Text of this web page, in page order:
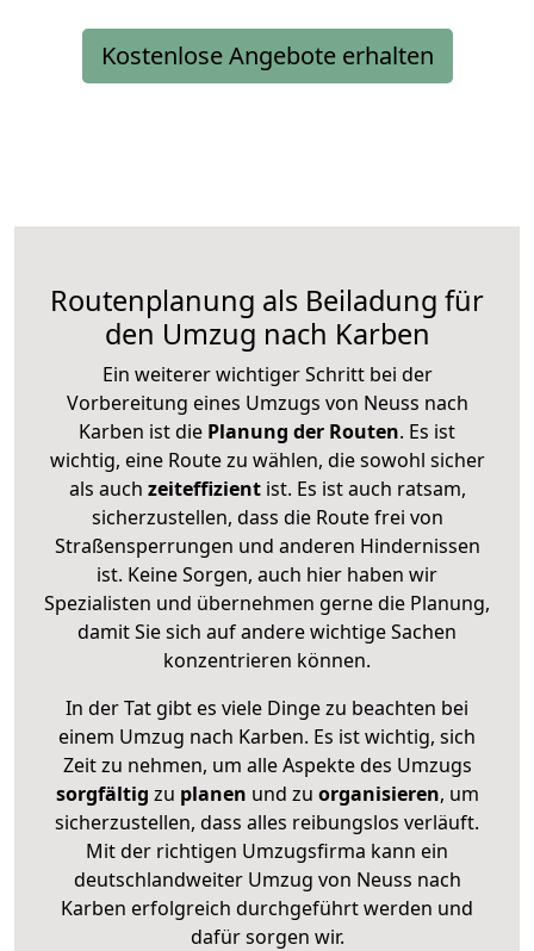
Kostenlose Angebote erhalten
Routenplanung als Beiladung für
den Umzug nach Karben
Ein weiterer wichtiger Schritt bei der
Vorbereitung eines Umzugs von Neuss nach
Karben ist die Planung der Routen. Es ist
wichtig, eine Route zu wählen, die sowohl sicher
als auch zeiteffizientist. Es ist auch ratsam,
sicherzustellen, dass die Route frei von
Straßensperrungen und anderen Hindernissen
ist. Keine Sorgen, auch hier haben wir
Spezialisten und übernehmen gerne die Planung,
damit Sie sich auf andere wichtige Sachen
konzentrieren können.
In der Tat gibt es viele Dinge zu beachten bei
einem Umzug nach Karben. Es ist wichtig, sich
Zeit zu nehmen, um alle Aspekte des Umzugs
sorgfältig zu planen und zu organisieren, um
sicherzustellen, dass alles reibungslos verläuft.
Mit der richtigen Umzugsfirma kann ein
deutschlandweiter Umzug von Neuss nach
Karben erfolgreich durchgeführt werden und
dafür sorgen wir.